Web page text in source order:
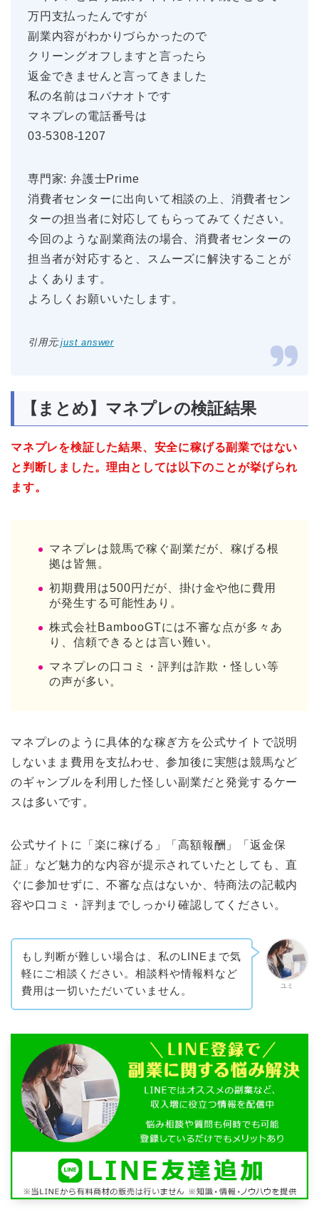
万円支払ったんですが
副業内容がわかりづらかったので
クリーングオフしますと言ったら
返金できませんと言ってきました
私の名前はコバナオトです
マネプレの電話番号は
03-5308-1207
専門家: 弁護士Prime
消費者センターに出向いて相談の上、消費者セン
ターの担当者に対応してもらってみてください。
今回のような副業商法の場合、消費者センターの
担当者が対応すると、スムーズに解決することが
よくあります。
よろしくお願いいたします。
引用元:just answer
【まとめ】マネプレの検証結果
マネプレを検証した結果、安全に稼げる副業ではない
と判断しました。理由としては以下のことが挙げられ
ます。
マネプレは競馬で稼ぐ副業だが、稼げる根
拠は皆無。
初期費用は500円だが、掛け金や他に費用
が発生する可能性あり。
株式会社BambooGTには不審な点が多々あ
り、信頼できるとは言い難い。
マネプレの口コミ・評判は詐欺・怪しい等
の声が多い。
マネプレのように具体的な稼ぎ方を公式サイトで説明
しないまま費用を支払わせ、参加後に実態は競馬など
のギャンブルを利用した怪しい副業だと発覚するケー
スは多いです。
公式サイトに「楽に稼げる」「高額報酬」「返金保
証」など魅力的な内容が提示されていたとしても、直
ぐに参加せずに、不審な点はないか、特商法の記載内
容や口コミ・評判までしっかり確認してください。
ユミ
もし判断が難しい場合は、私のLINEまで気
軽にご相談ください。相談料や情報料など
費用は一切いただいていません。